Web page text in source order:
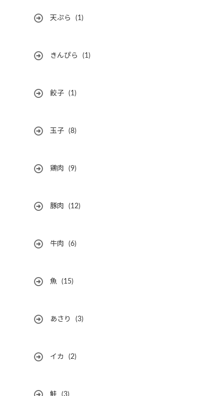
天ぷら (1)
きんぴら (1)
餃子 (1)
玉子 (8)
鶏肉 (9)
豚肉 (12)
牛肉 (6)
魚 (15)
あさり (3)
イカ (2)
鮭 (3)